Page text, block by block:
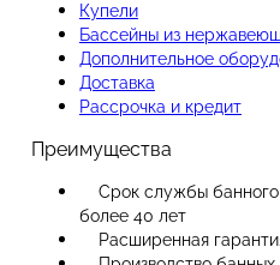
Купели
Бассейны из
Дополнительное
Доставка
Рассрочка и кредит
Преимущества
Срок службы
более 40 лет
Расширенная